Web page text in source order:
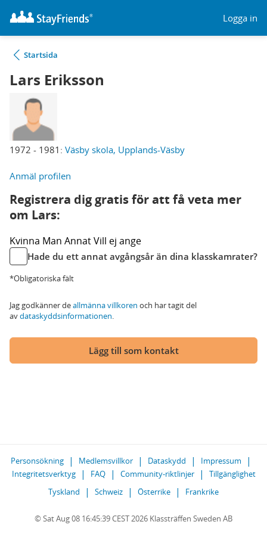
Logga in
Startsida
Lars Eriksson
1972 - 1981: Väsby skola, Upplands-Väsby
Anmäl profilen
Registrera dig gratis för att få veta mer
om Lars:
Kvinna Man AnnatVill ej ange
Hade du ett annat avgångsår än dina klasskamrater?
*Obligatoriska fält
Jag godkänner deallmänna villkoren och har tagit del
avdataskyddsinformationen.
Lägg till som kontakt
Personsökning Medlemsvillkor Dataskydd
Impressum
Integritetsverktyg
FAQ Community-riktlinjer
Tillgänglighet
Tyskland
Schweiz Österrike Frankrike
© Sat Aug 08 16:45:39 CEST 2026 Klassträffen Sweden AB